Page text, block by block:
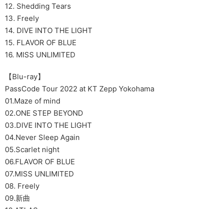
12. Shedding Tears
13. Freely
14. DIVE INTO THE LIGHT
15. FLAVOR OF BLUE
16. MISS UNLIMITED
【Blu-ray】
PassCode Tour 2022 at KT Zepp Yokohama
01.Maze of mind
02.ONE STEP BEYOND
03.DIVE INTO THE LIGHT
04.Never Sleep Again
05.Scarlet night
06.FLAVOR OF BLUE
07.MISS UNLIMITED
08. Freely
09.新曲